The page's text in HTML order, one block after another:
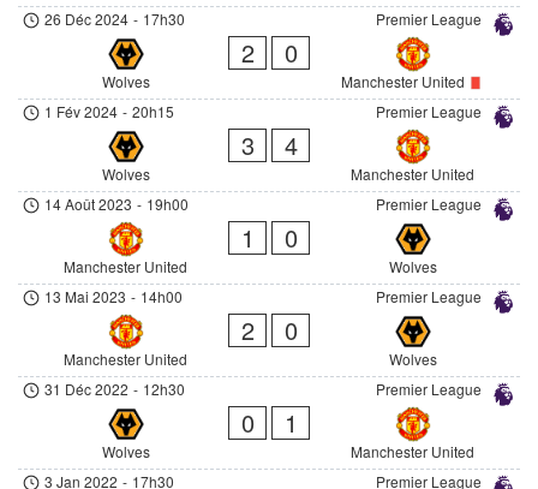
Premier League
26 Déc 2024 - 17h30
Wolves
2 0
Manchester United
Premier League
1 Fév 2024 - 20h15
Wolves
3 4
Manchester United
Premier League
14 Août 2023 - 19h00
Manchester United
1 0
Wolves
Premier League
13 Mai 2023 - 14h00
Manchester United
2 0
Wolves
Premier League
31 Déc 2022 - 12h30
Wolves
0 1
Manchester United
Premier League
3 Jan 2022 - 17h30